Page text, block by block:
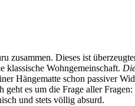
zusammen. Dieses ist
klassische Wohngemeinschaft.
Hängematte schon passiver
es um die Frage aller
und stets völlig absurd.